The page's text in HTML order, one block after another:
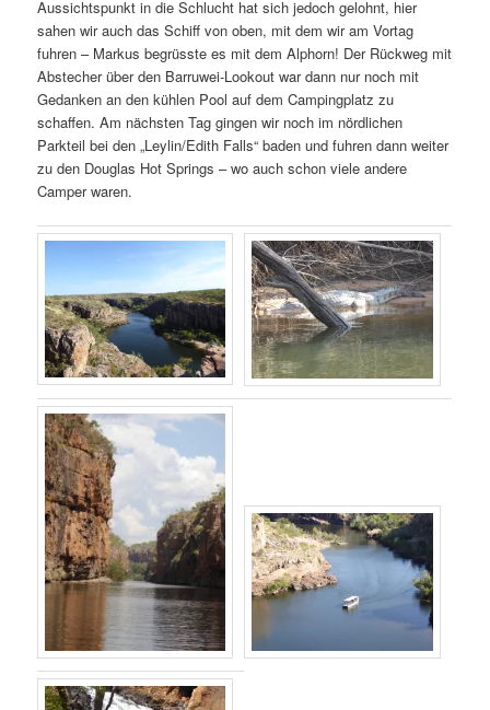
Aussichtspunkt in die Schlucht hat sich jedoch gelohnt, hier
sahen wir auch das Schiff von oben, mit dem wir am Vortag
fuhren – Markus begrüsste es mit dem Alphorn! Der Rückweg mit
Abstecher über den Barruwei-Lookout war dann nur noch mit
Gedanken an den kühlen Pool auf dem Campingplatz zu
schaffen. Am nächsten Tag gingen wir noch im nördlichen
Parkteil bei den „Leylin/Edith Falls“ baden und fuhren dann weiter
zu den Douglas Hot Springs – wo auch schon viele andere
Camper waren.